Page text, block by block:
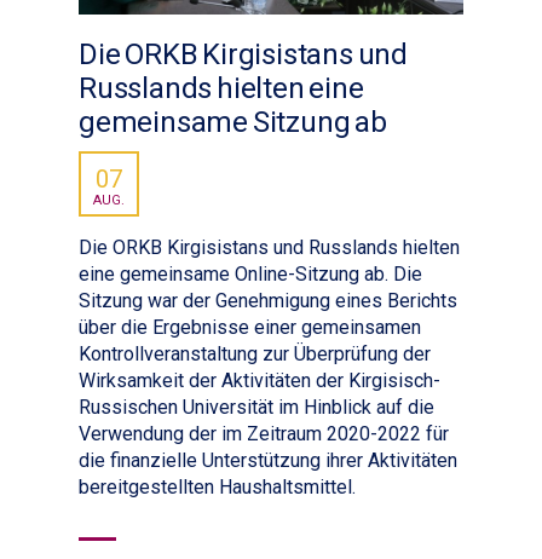
Die ORKB Kirgisistans und
Russlands hielten eine
gemeinsame Sitzung ab
07
AUG.
Die ORKB Kirgisistans und Russlands hielten
eine gemeinsame Online-Sitzung ab. Die
Sitzung war der Genehmigung eines Berichts
über die Ergebnisse einer gemeinsamen
Kontrollveranstaltung zur Überprüfung der
Wirksamkeit der Aktivitäten der Kirgisisch-
Russischen Universität im Hinblick auf die
Verwendung der im Zeitraum 2020-2022 für
die finanzielle Unterstützung ihrer Aktivitäten
bereitgestellten Haushaltsmittel.